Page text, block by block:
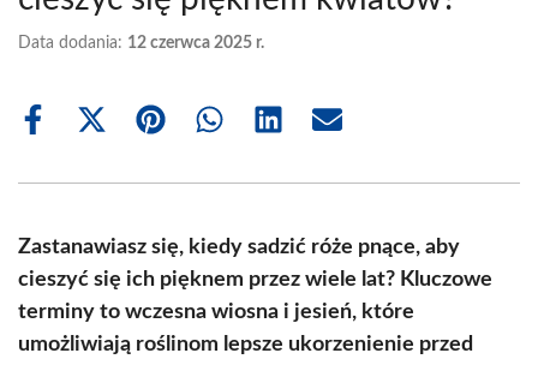
Data dodania: 12 czerwca 2025 r.
Share
Share
(Twitter)
Share Share Share Share
Zastanawiasz się, kiedy sadzić róże pnące, aby
cieszyć się ich pięknem przez wiele lat? Kluczowe
terminy to wczesna wiosna i jesień, które
umożliwiają roślinom lepsze ukorzenienie przed